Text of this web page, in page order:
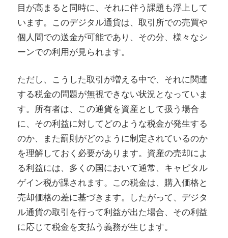
目が高まると同時に、それに伴う課題も浮上して
います。このデジタル通貨は、取引所での売買や
個人間での送金が可能であり、その分、様々なシ
ーンでの利用が見られます。
ただし、こうした取引が増える中で、それに関連
する税金の問題が無視できない状況となっていま
す。所有者は、この通貨を資産として扱う場合
に、その利益に対してどのような税金が発生する
のか、また罰則がどのように制定されているのか
を理解しておく必要があります。資産の売却によ
る利益には、多くの国において通常、キャピタル
ゲイン税が課されます。この税金は、購入価格と
売却価格の差に基づきます。したがって、デジタ
ル通貨の取引を行って利益が出た場合、その利益
に応じて税金を支払う義務が生じます。